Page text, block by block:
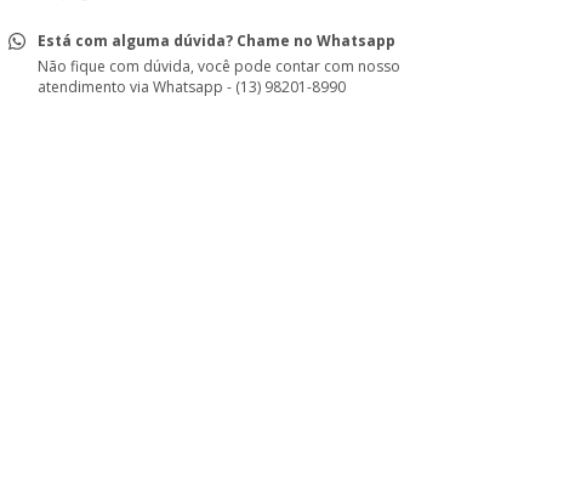
Está com alguma dúvida? Chame no Whatsapp
Não fique com dúvida, você pode contar com nosso
atendimento via Whatsapp - (13) 98201-8990